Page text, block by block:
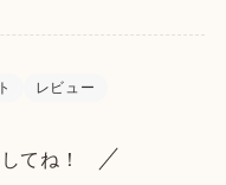
レビュー
てね！